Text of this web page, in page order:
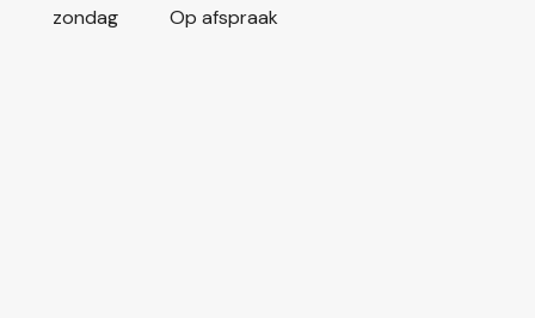
zondag
Op afspraak